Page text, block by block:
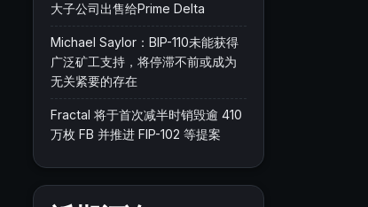
大子公司出售给Prime Delta
Michael Saylor：BIP-110未能获得
广泛矿工支持，将停滞不前或成为
无关紧要的存在
Fractal 将于首次减半时销毁逾 410
万枚 FB 并推进 FIP-102 等提案